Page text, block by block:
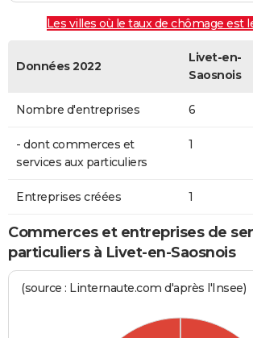
Les villes où le taux de chômage est
Données 2022
Livet-en-
Saosnois
Nombre d'entreprises 6
- dont commerces et
services aux particuliers
1
Entreprises créées 1
Commerces et entreprises de
particuliers à Livet-en-Saosnois
(source : Linternaute.com d'après l'Insee)